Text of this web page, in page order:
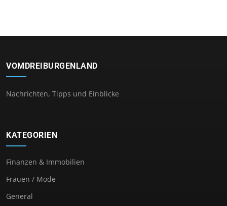
VOMDREIBURGENLAND
Nachrichten, Tipps und Einblicke
KATEGORIEN
Finanzen & Immobilien
Frauen / Mode
General